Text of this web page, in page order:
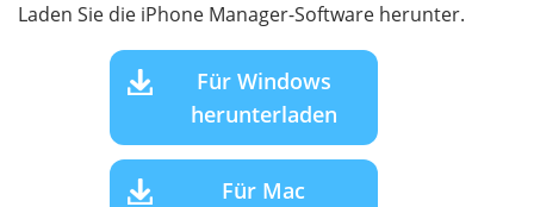
Laden Sie die iPhone Manager-Software herunter.
Für Windows
herunterladen
Für Mac